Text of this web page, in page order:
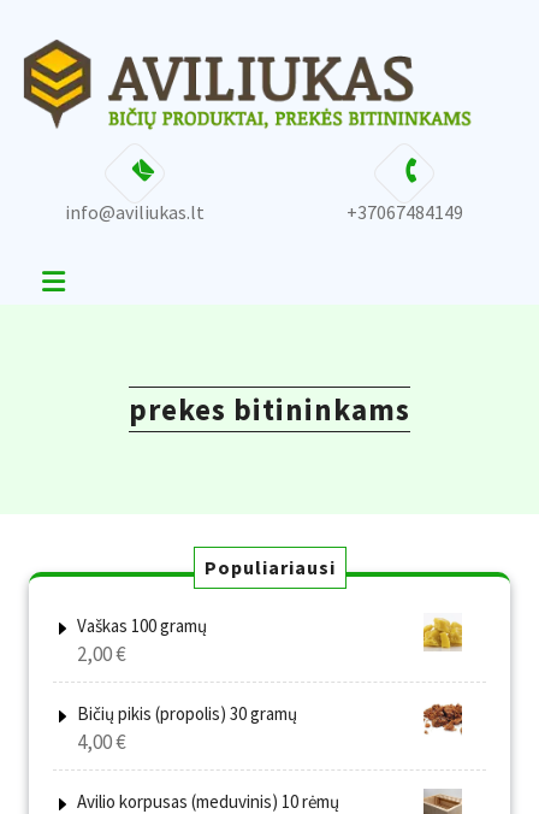
content
info@aviliukas.lt +37067484149
prekes bitininkams
Populiariausi
Vaškas 100 gramų
2,00€
Bičių pikis (propolis) 30 gramų
4,00€
Avilio korpusas (meduvinis) 10 rėmų